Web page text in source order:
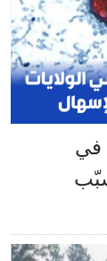
في